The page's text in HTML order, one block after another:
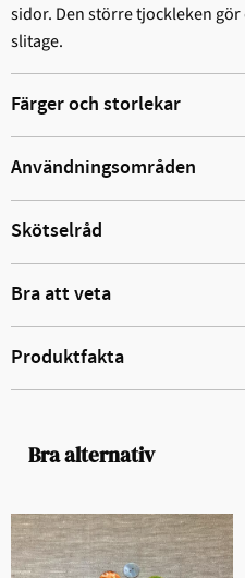
sidor. Den större tjockleken
slitage.
Färger och storlekar
Användningsområden
Skötselråd
Bra att veta
Produktfakta
Bra alternativ